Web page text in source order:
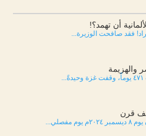
أن تهمد؟!
فقد صافحت الوزيرة...
والهزيمة
قرن
مفصلي...